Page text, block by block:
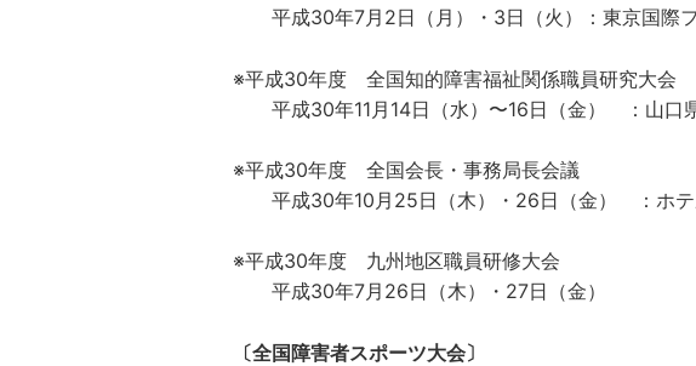
平成30年7月2日（月）・3日（火）：東京国際
※平成30年度 全国知的障害福祉関係職員研究大会
平成30年11月14日（水）〜16日（金） ：山口
※平成30年度 全国会長・事務局長会議
平成30年10月25日（木）・26日（金） ：ホテ
※平成30年度 九州地区職員研修大会
平成30年7月26日（木）・27日（金）
〔全国障害者スポーツ大会〕